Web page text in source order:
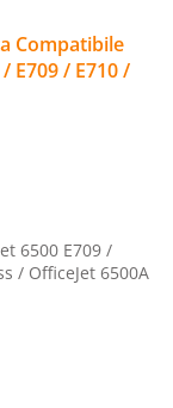
Compatibile
E709 / E710 /
6500 E709 /
/ OfficeJet 6500A